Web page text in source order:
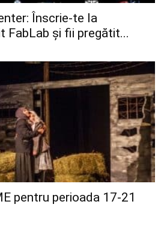
Înscrie-te la
FabLab și fii pregătit...
pentru perioada 17-21